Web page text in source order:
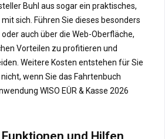
Buhl aus sogar ein praktisches,
sich. Führen Sie dieses besonders
auch über die Web-Oberfläche,
Vorteilen zu profitieren und
Weitere Kosten entstehen für Sie
wenn Sie das Fahrtenbuch
WISO EÜR & Kasse 2026
und Hilfen